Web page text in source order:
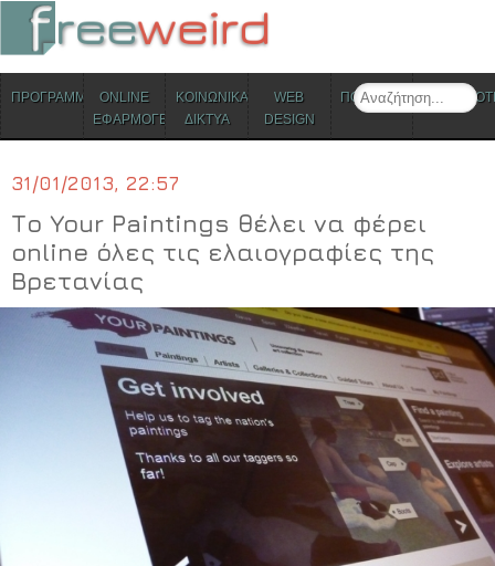
Search
Skip to content
ΠΡΟΓΡΑΜΜΑΤΑONLINE
ΕΦΑΡΜΟΓΕΣ
ΚΟΙΝΩΝΙΚΑ
ΔΙΚΤΥΑ
WEB
DESIGN
ΠΟΛΙΤΙΣΜΟΣ
31/01/2013, 22:57
Το Your Paintings θέλει να φέρει
online όλες τις ελαιογραφίες της
Βρετανίας